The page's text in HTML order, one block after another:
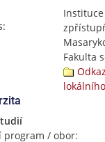
Fakulta
program / obor: